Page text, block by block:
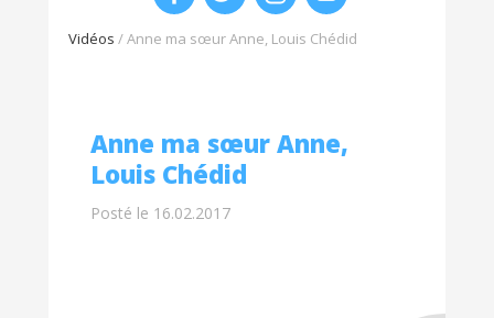
Vidéos /Anne ma sœur Anne, Louis Chédid
Anne ma sœur Anne,
Louis Chédid
Posté le 16.02.2017